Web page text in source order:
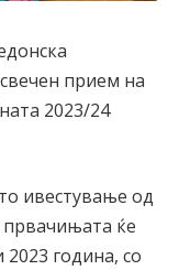
прием на
2023/24
ивестување од
ќе
година, со